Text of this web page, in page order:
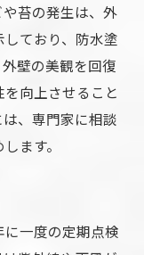
苔の発生は、外
ており、防水塗
壁の美観を回復
向上させること
、専門家に相談
ます。
一度の定期点検